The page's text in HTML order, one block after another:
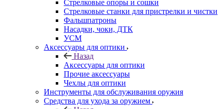
Стрелковые опоры и сошки
Стрелковые станки для пристрелки и чистки
Фальшпатроны
Насадки, чоки, ДТК
УСМ
Аксессуары для оптики
Назад
Аксессуары для оптики
Прочие аксессуары
Чехлы для оптики
Инструменты для обслуживания оружия
Средства для ухода за оружием